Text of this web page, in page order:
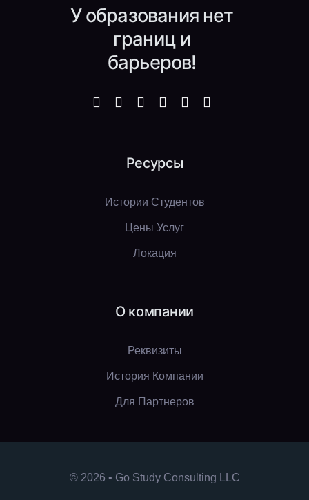
У образования нет
границ и
барьеров!
Ресурсы
Истории Студентов
Цены Услуг
Локация
О компании
Реквизиты
История Компании
Для Партнеров
© 2026 • Go Study Consulting LLC